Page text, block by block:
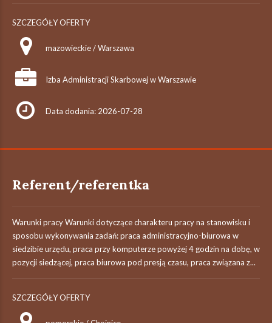
SZCZEGÓŁY OFERTY
mazowieckie / Warszawa
Izba Administracji Skarbowej w Warszawie
Data dodania: 2026-07-28
Referent/referentka
Warunki pracy Warunki dotyczące charakteru pracy na stanowisku i
sposobu wykonywania zadań: praca administracyjno-biurowa w
siedzibie urzędu, praca przy komputerze powyżej 4 godzin na dobę, w
pozycji siedzącej, praca biurowa pod presją czasu, praca związana z...
SZCZEGÓŁY OFERTY